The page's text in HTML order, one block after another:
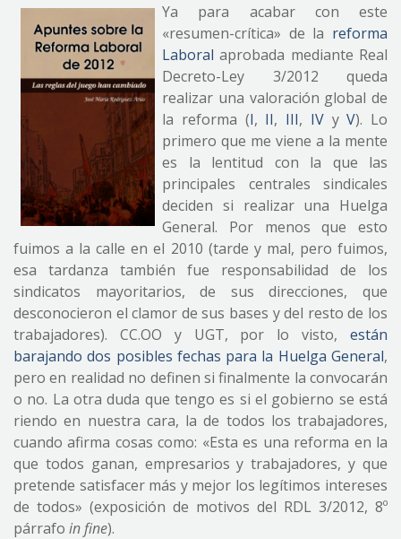
Ya para acabar con este
«resumen-crítica» de la reforma
Laboral aprobada mediante Real
Decreto-Ley 3/2012 queda
realizar una valoración global de
la reforma (I, II, III, IVyV). Lo
primero que me viene a la mente
es la lentitud con la que las
principales centrales sindicales
deciden si realizar una Huelga
General. Por menos que esto
fuimos a la calle en el 2010 (tarde y mal, pero fuimos,
esa tardanza también fue responsabilidad de los
sindicatos mayoritarios, de sus direcciones, que
desconocieron el clamor de sus bases y del resto de los
trabajadores). CC.OO y UGT, por lo visto, están
barajando dos posibles fechas para la Huelga General,
pero en realidad no definen si finalmente la convocarán
o no. La otra duda que tengo es si el gobierno se está
riendo en nuestra cara, la de todos los trabajadores,
cuando afirma cosas como: «Esta es una reforma en la
que todos ganan, empresarios y trabajadores, y que
pretende satisfacer más y mejor los legítimos intereses
de todos» (exposición de motivos del RDL 3/2012, 8º
párrafo in fine).